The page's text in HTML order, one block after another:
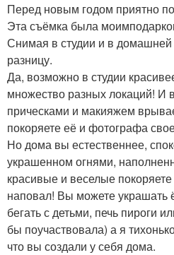
Перед новым годом приятно
Эта съёмка была
Снимая в студии и в
разницу.
Да, возможно в студии
множество разных локаций! И
прическами и макияжем
покоряете её и фотографа
Но дома вы естественнее,
украшенном огнями,
красивые и веселые
наповал! Вы можете украшать
бегать с детьми, печь пироги
бы поучаствовала) а я
что вы создали у себя дома.